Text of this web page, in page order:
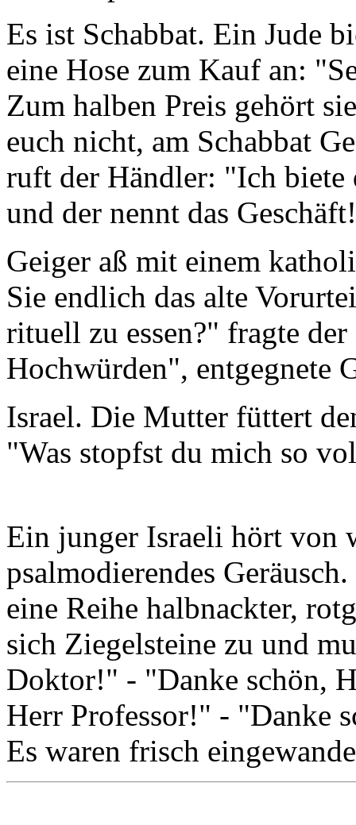
Es ist Schabbat. Ein Jude
eine Hose zum Kauf an:
Zum halben Preis gehört
euch nicht, am Schabbat
ruft der Händler: "Ich biete
und der nennt das
Geiger aß mit einem
Sie endlich das alte
rituell zu essen?" fragte
Hochwürden", entgegnete
Israel. Die Mutter füttert
"Was stopfst du mich so
Ein junger Israeli hört von
psalmodierendes
eine Reihe halbnackter,
sich Ziegelsteine zu und
Doktor!" - "Danke schön,
Herr Professor!" - "Danke
Es waren frisch